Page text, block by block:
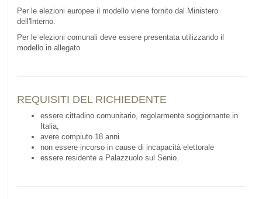
Per le elezioni europee il modello viene fornito dal Ministero
dell'Interno.
Per le elezioni comunali deve essere presentata utilizzando il
modello in allegato
REQUISITI DEL RICHIEDENTE
essere cittadino comunitario, regolarmente soggiornante in
Italia;
avere compiuto 18 anni
non essere incorso in cause di incapacità elettorale
essere residente a Palazzuolo sul Senio.